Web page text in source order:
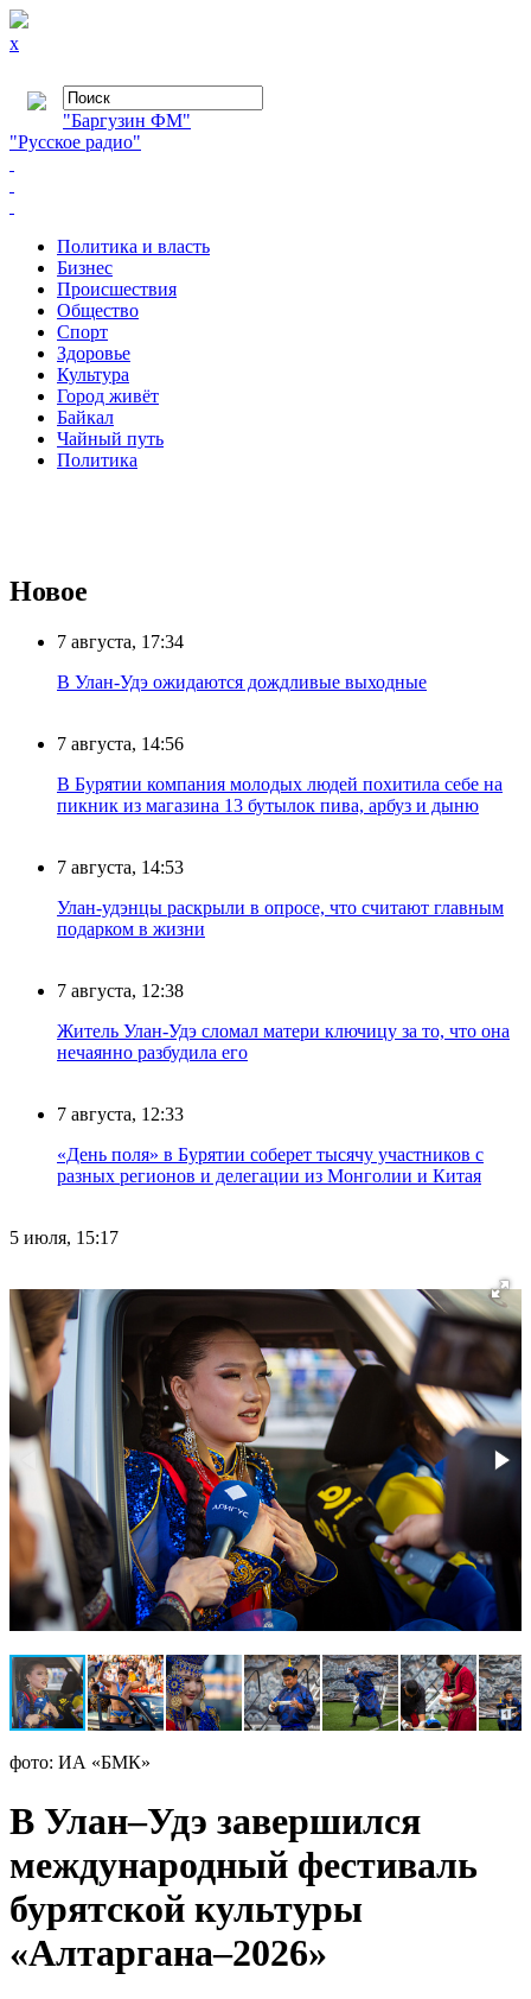
x
"Баргузин ФМ"
"Русское радио"
Политика и власть
Бизнес
Происшествия
Общество
Cпорт
Здоровье
Культура
Город живёт
Байкал
Чайный путь
Политика
Новое
7 августа, 17:34
В Улан-Удэ ожидаются дождливые выходные
7 августа, 14:56
В Бурятии компания молодых людей похитила себе на
пикник из магазина 13 бутылок пива, арбуз и дыню
7 августа, 14:53
Улан-удэнцы раскрыли в опросе, что считают главным
подарком в жизни
7 августа, 12:38
Житель Улан-Удэ сломал матери ключицу за то, что она
нечаянно разбудила его
7 августа, 12:33
«День поля» в Бурятии соберет тысячу участников с
разных регионов и делегации из Монголии и Китая
5 июля, 15:17
фото: ИА «БМК»
В Улан–Удэ завершился
международный фестиваль
бурятской культуры
«Алтаргана–2026»